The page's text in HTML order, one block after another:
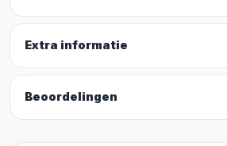
Extra informatie
Beoordelingen